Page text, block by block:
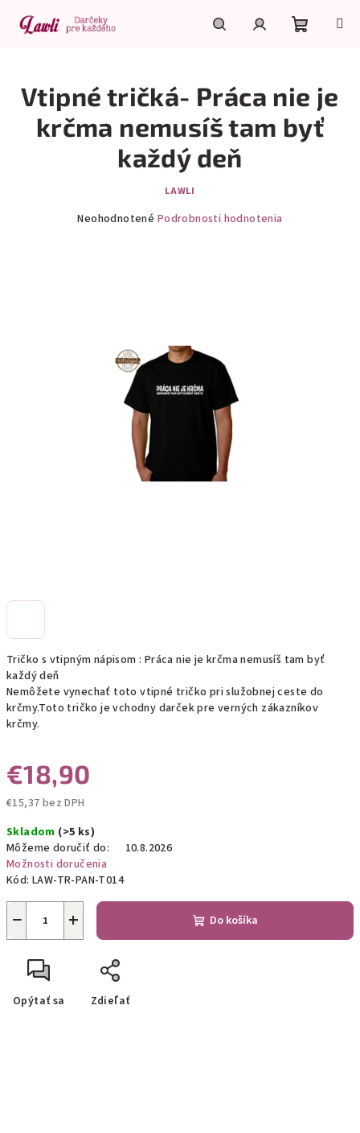
obsah
košík
Tričko s vtipným nápisom : Práca nie je krčma nemusíš tam byť
každý deň
Nemôžete vynechať toto vtipné tričko pri služobnej ceste do
krčmy.Toto tričko je vchodny darček pre verných zákazníkov
krčmy.
€18,90
€15,37 bez DPH
cena:
Skladom (>5 ks)
Môžeme doručiť do:
10.8.2026
Možnosti doručenia
Kód: LAW-TR-PAN-T014
+
− Do košíka
Opýtať sa Zdieľať
Vtipné tričká- Práca nie je
krčma nemusíš tam byť
každý deň
LAWLI
Neohodnotené Podrobnosti hodnotenia